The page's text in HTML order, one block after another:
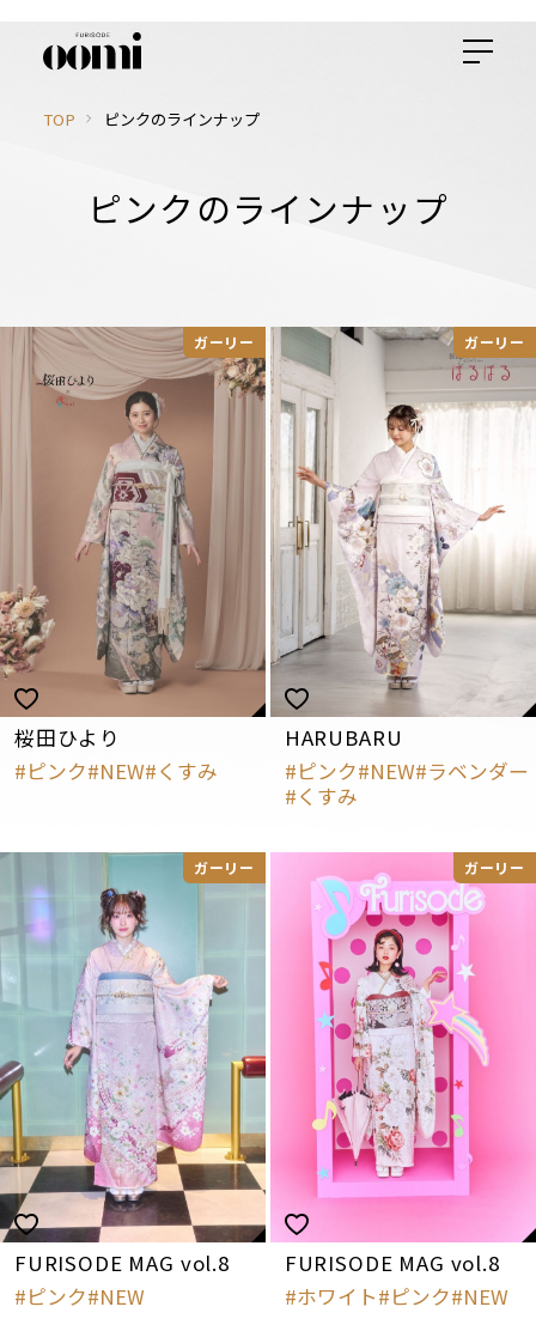
TOP ピンクのラインナップ
ピンクのラインナップ
ガーリー
桜田ひより
ピンク NEW くすみ
ガーリー
HARUBARU
ピンク NEW ラベンダー
くすみ
ガーリー
FURISODE MAG vol.8
ピンク NEW
ガーリー
FURISODE MAG vol.8
ホワイト
ピンク NEW